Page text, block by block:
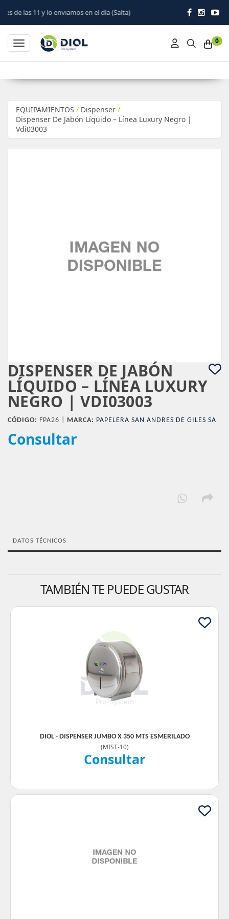
en el día (Salta)
0
Toggle navigation
EQUIPAMIENTOS / Dispenser /
Dispenser De Jabón Líquido – Línea Luxury Negro |
Vdi03003
DISPENSER DE JABÓN
LÍQUIDO – LÍNEA LUXURY
NEGRO | VDI03003
CÓDIGO: FPA26 | MARCA: PAPELERA SAN ANDRES DE GILES SA
Consultar
DATOS TÉCNICOS
TAMBIÉN TE PUEDE GUSTAR
DIOL - DISPENSER JUMBO X 350 MTS ESMERILADO
(MIST-10)
Consultar